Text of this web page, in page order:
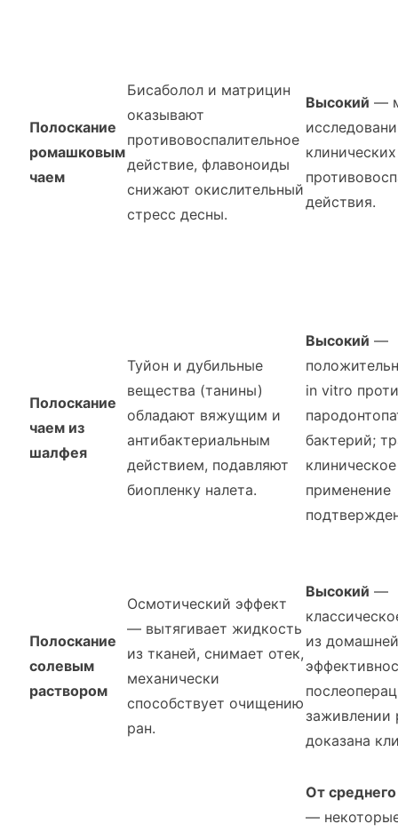
Полоскание
ромашковым
чаем
Бисаболол и матрицин
оказывают
противовоспалительное
действие, флавоноиды
снижают окислительный
стресс десны.
Высокий —
действия.
Полоскание
чаем из
шалфея
Туйон и дубильные
вещества (танины)
обладают вяжущим и
антибактериальным
действием, подавляют
биопленку налета.
Высокий —
in vitro
бактерий;
клиническое
применение
Полоскание
солевым
раствором
Осмотический эффект
— вытягивает жидкость
из тканей, снимает отек,
механически
способствует очищению
ран.
Высокий —
из
заживлении
доказана
От
—